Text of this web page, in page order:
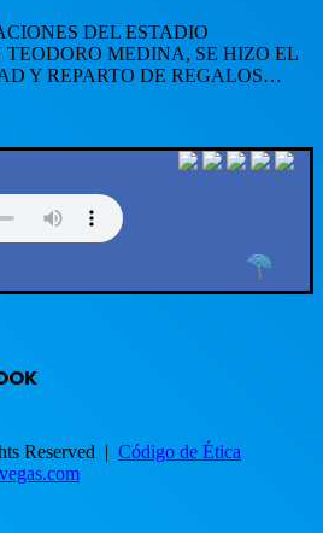
DEL ESTADIO
MEDINA, SE HIZO EL
Y REPARTO DE REGALOS…
Reserved | Código de Ética